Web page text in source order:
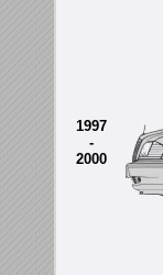
1997
-
2000